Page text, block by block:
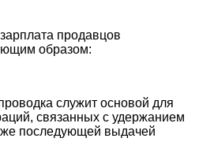
продавцов
образом:
служит основой для
связанных с удержанием
последующей выдачей